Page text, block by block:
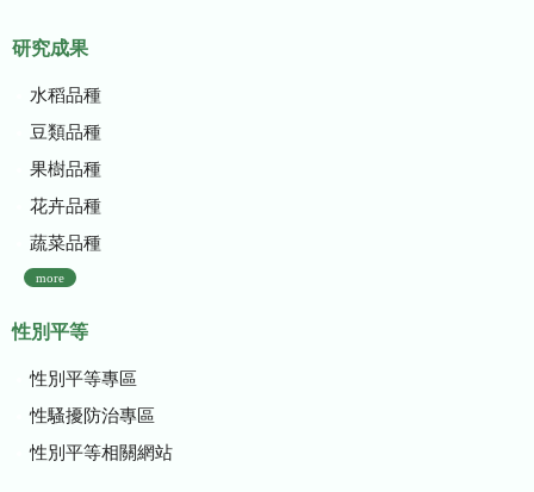
研究成果
水稻品種
豆類品種
果樹品種
花卉品種
蔬菜品種
more
性別平等
性別平等專區
性騷擾防治專區
性別平等相關網站